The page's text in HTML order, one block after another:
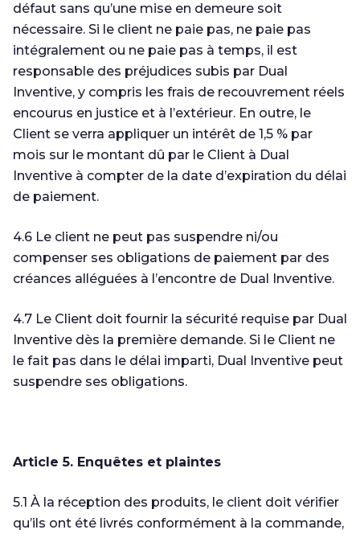
défaut sans qu’une mise en demeure soit
nécessaire. Si le client ne paie pas, ne paie pas
intégralement ou ne paie pas à temps, il est
responsable des préjudices subis par Dual
Inventive, y compris les frais de recouvrement réels
encourus en justice et à l’extérieur. En outre, le
Client se verra appliquer un intérêt de 1,5 % par
mois sur le montant dû par le Client à Dual
Inventive à compter de la date d’expiration du délai
de paiement.
4.6 Le client ne peut pas suspendre ni/ou
compenser ses obligations de paiement par des
créances alléguées à l’encontre de Dual Inventive.
4.7 Le Client doit fournir la sécurité requise par Dual
Inventive dès la première demande. Si le Client ne
le fait pas dans le délai imparti, Dual Inventive peut
suspendre ses obligations.
Article 5. Enquêtes et plaintes
5.1 À la réception des produits, le client doit vérifier
qu’ils ont été livrés conformément à la commande,